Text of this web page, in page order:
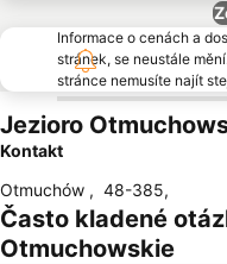
Informace o cenách a
stránek, se neustále
stránce nemusíte najít
Jezioro
Kontakt
Otmuchów , 48-385,
Často kladené
Otmuchowskie